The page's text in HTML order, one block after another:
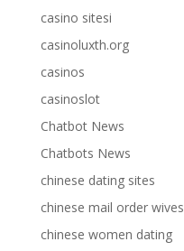
casino sitesi
casinoluxth.org
casinos
casinoslot
Chatbot News
Chatbots News
chinese dating sites
chinese mail order wives
chinese women dating